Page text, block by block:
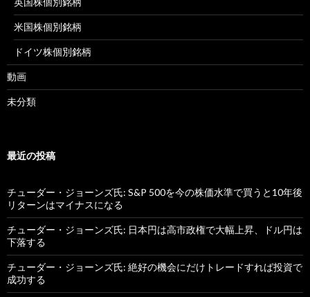
米国株個別銘柄
ドイツ株個別銘柄
動画
未分類
最近の投稿
チューダー・ジョーンズ氏: S&P 500を今の株価水準で買うと10年後
リターンはマイナスになる
チューダー・ジョーンズ氏: 日本円は高市政権で大幅上昇、ドル円は
下落する
チューダー・ジョーンズ氏: 絶好の機会にだけトレードすれば投資で
成功する